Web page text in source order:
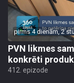
pirms 4 dienām, 2
PVN likmes
konkrēti
412. epizode